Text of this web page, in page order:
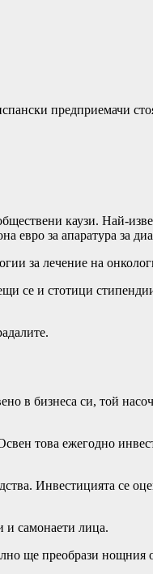
предприемачи
каузи. Най-
евро за апаратура за
за лечение на
се и стотици
в бизнеса си, той
това ежегодно
Инвестицията се
и самонаети лица.
ще преобрази нощния